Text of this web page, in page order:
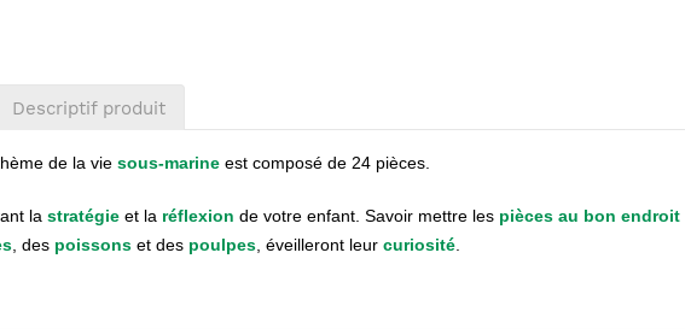
Descriptif produit
de la vie sous-marine est composé de 24 pièces.
la stratégie et la réflexion de votre enfant. Savoir mettre les pièces au bon endroit
, des poissons et des poulpes , éveilleront leur curiosité